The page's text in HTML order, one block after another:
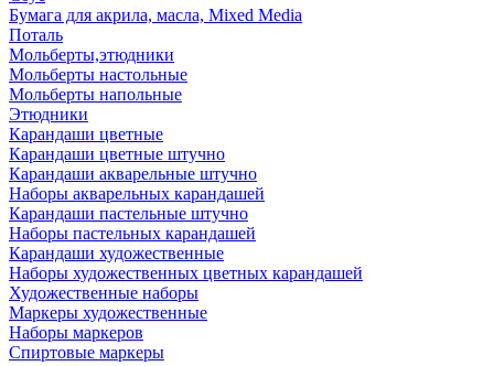
Бумага для акрила, масла, Mixed Media
Поталь
Мольберты,этюдники
Мольберты настольные
Мольберты напольные
Этюдники
Карандаши цветные
Карандаши цветные штучно
Карандаши акварельные штучно
Наборы акварельных карандашей
Карандаши пастельные штучно
Наборы пастельных карандашей
Карандаши художественные
Наборы художественных цветных карандашей
Художественные наборы
Маркеры художественные
Наборы маркеров
Спиртовые маркеры